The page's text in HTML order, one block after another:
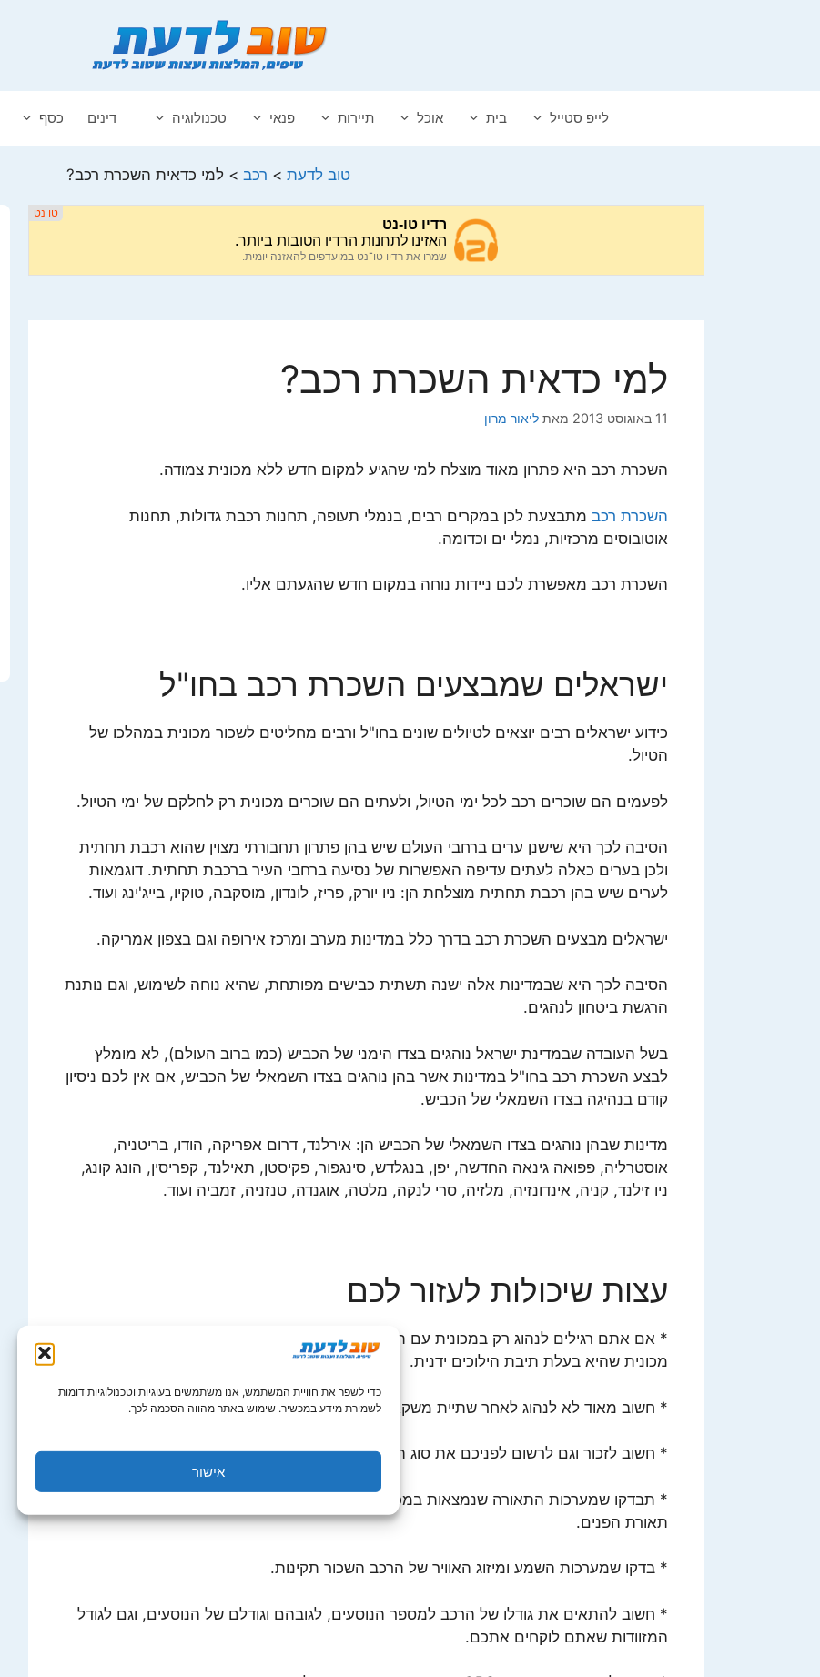
כדי לשפר את חוויית המשתמש, אנו משתמשים בעוגיות וטכנולוגיות דומות
לשמירת מידע במכשיר. שימוש באתר מהווה הסכמה לכך.
אישור
לייפ סטייל בית אוכל תיירות פנאי טכנולוגיה דינים כסף
טוב לדעת > רכב > למי כדאית השכרת רכב?
למי כדאית השכרת רכב?
11 באוגוסט 2013 מאת ליאור מרון
השכרת רכב היא פתרון מאוד מוצלח למי שהגיע למקום חדש ללא מכונית צמודה.
השכרת רכב מתבצעת לכן במקרים רבים, בנמלי תעופה, תחנות רכבת גדולות, תחנות
אוטובוסים מרכזיות, נמלי ים וכדומה.
השכרת רכב מאפשרת לכם ניידות נוחה במקום חדש שהגעתם אליו.
ישראלים שמבצעים השכרת רכב בחו"ל
כידוע ישראלים רבים יוצאים לטיולים שונים בחו"ל ורבים מחליטים לשכור מכונית במהלכו של
הטיול.
לפעמים הם שוכרים רכב לכל ימי הטיול, ולעתים הם שוכרים מכונית רק לחלקם של ימי הטיול.
הסיבה לכך היא שישנן ערים ברחבי העולם שיש בהן פתרון תחבורתי מצוין שהוא רכבת תחתית
ולכן בערים כאלה לעתים עדיפה האפשרות של נסיעה ברחבי העיר ברכבת תחתית. דוגמאות
לערים שיש בהן רכבת תחתית מוצלחת הן: ניו יורק, פריז, לונדון, מוסקבה, טוקיו, בייג'ינג ועוד.
ישראלים מבצעים השכרת רכב בדרך כלל במדינות מערב ומרכז אירופה וגם בצפון אמריקה.
הסיבה לכך היא שבמדינות אלה ישנה תשתית כבישים מפותחת, שהיא נוחה לשימוש, וגם נותנת
הרגשת ביטחון לנהגים.
בשל העובדה שבמדינת ישראל נוהגים בצדו הימני של הכביש (כמו ברוב העולם), לא מומלץ
לבצע השכרת רכב בחו"ל במדינות אשר בהן נוהגים בצדו השמאלי של הכביש, אם אין לכם ניסיון
קודם בנהיגה בצדו השמאלי של הכביש.
מדינות שבהן נוהגים בצדו השמאלי של הכביש הן: אירלנד, דרום אפריקה, הודו, בריטניה,
אוסטרליה, פפואה גינאה החדשה, יפן, בנגלדש, סינגפור, פקיסטן, תאילנד, קפריסין, הונג קונג,
ניו זילנד, קניה, אינדונזיה, מלזיה, סרי לנקה, מלטה, אוגנדה, טנזניה, זמביה ועוד.
עצות שיכולות לעזור לכם
* אם אתם רגילים לנהוג רק במכונית עם תיבת הילוכים שהיא אוטומטית, לא מומלץ לשכור
מכונית שהיא בעלת תיבת הילוכים ידנית.
* חשוב מאוד לא לנהוג לאחר שתיית משקאות חריפים.
* חשוב לזכור וגם לרשום לפניכם את סוג הדלק שצורך הרכב ששכרתם.
* תבדקו שמערכות התאורה שנמצאות במכונית אשר שכרתם תקינות, גם תאורת החוץ, וגם
תאורת הפנים.
* בדקו שמערכות השמע ומיזוג האוויר של הרכב השכור תקינות.
* חשוב להתאים את גודלו של הרכב למספר הנוסעים, לגובהם וגודלם של הנוסעים, וגם לגודל
המזוודות שאתם לוקחים אתכם.